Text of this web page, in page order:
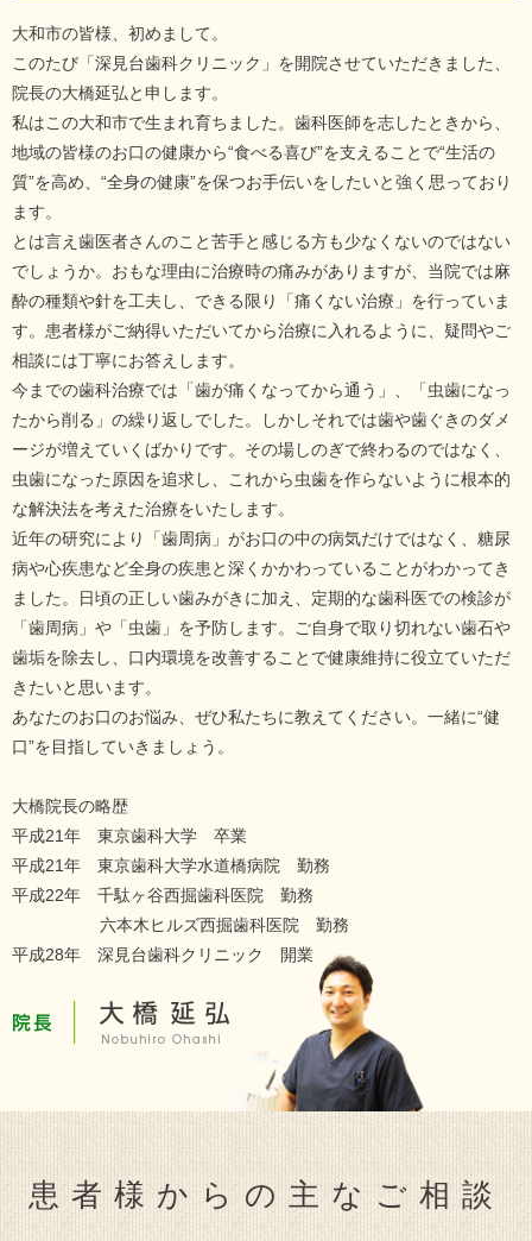
大和市の皆様、初めまして。
このたび「深見台歯科クリニック」を開院させていただきました、
院長の大橋延弘と申します。
私はこの大和市で生まれ育ちました。歯科医師を志したときから、
地域の皆様のお口の健康から“食べる喜び”を支えることで“生活の
質”を高め、“全身の健康”を保つお手伝いをしたいと強く思っており
ます。
とは言え歯医者さんのこと苦手と感じる方も少なくないのではない
でしょうか。おもな理由に治療時の痛みがありますが、当院では麻
酔の種類や針を工夫し、できる限り「痛くない治療」を行っていま
す。患者様がご納得いただいてから治療に入れるように、疑問やご
相談には丁寧にお答えします。
今までの歯科治療では「歯が痛くなってから通う」、「虫歯になっ
たから削る」の繰り返しでした。しかしそれでは歯や歯ぐきのダメ
ージが増えていくばかりです。その場しのぎで終わるのではなく、
虫歯になった原因を追求し、これから虫歯を作らないように根本的
な解決法を考えた治療をいたします。
近年の研究により「歯周病」がお口の中の病気だけではなく、糖尿
病や心疾患など全身の疾患と深くかかわっていることがわかってき
ました。日頃の正しい歯みがきに加え、定期的な歯科医での検診が
「歯周病」や「虫歯」を予防します。ご自身で取り切れない歯石や
歯垢を除去し、口内環境を改善することで健康維持に役立ていただ
きたいと思います。
あなたのお口のお悩み、ぜひ私たちに教えてください。一緒に“健
口”を目指していきましょう。
大橋院長の略歴
平成21年 東京歯科大学 卒業
平成21年 東京歯科大学水道橋病院 勤務
平成22年 千駄ヶ谷西掘歯科医院 勤務
六本木ヒルズ西掘歯科医院 勤務
平成28年 深見台歯科クリニック 開業
患者様からの主なご相談